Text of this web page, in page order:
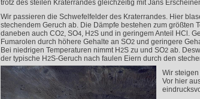
trotz des steilen Kraterrandes gleichzeitig mit Jans
Wir passieren die Schwefelfelder des Kraterrandes. Hier
stechendem Geruch ab. Die Dämpfe bestehen zum größten
daneben auch CO2, SO4, H2S und in geringem Anteil HCl.
Fumarolen durch höhere Gehalte an SO2und geringere
Bei niedrigen Temperaturen nimmt H2S zu und SO2ab.
der typische H2S-Geruch nach faulen Eiern durch den
Wir
Vor hier